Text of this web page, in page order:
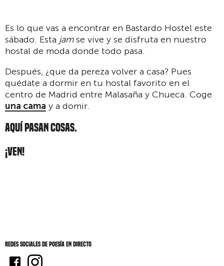
Es lo que vas a encontrar en Bastardo Hostel este
sábado. Esta jamse vive y se disfruta en nuestro
hostal de moda donde todo pasa.
Después, ¿que da pereza volver a casa? Pues
quédate a dormir en tu hostal favorito en el
centro de Madrid entre Malasaña y Chueca. Coge
una cama y a domir.
AQUÍ PASAN COSAS.
¡VEN!
Redes sociales de Poesía en directo